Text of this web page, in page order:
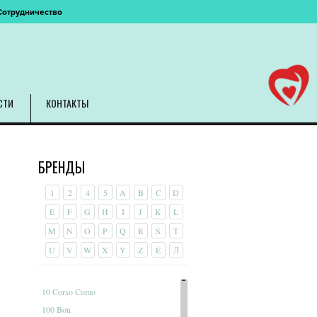
КОНТАКТЫ
БРЕНДЫ
1 2 4 5 A B C
D
E
F G H I J K
L
M
N O P Q R S
T
U
V W X Y Z É Л
10 Corso Como
100 Bon